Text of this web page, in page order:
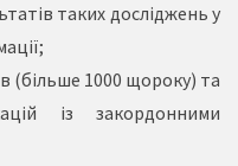
таких досліджень у
(більше 1000 щороку) та
із закордонними